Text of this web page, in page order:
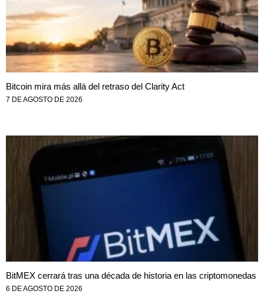
Bitcoin mira más allá del retraso del Clarity Act
7 DE AGOSTO DE 2026
BitMEX cerrará tras una década de historia en las criptomonedas
6 DE AGOSTO DE 2026